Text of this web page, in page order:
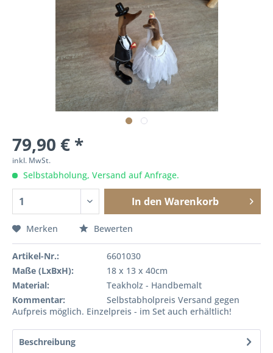
79,90 € *
inkl. MwSt.
Selbstabholung, Versand auf Anfrage.
In den Warenkorb
Merken Bewerten
Artikel-Nr.:
6601030
Maße (LxBxH):
18 x 13 x 40cm
Material:
Teakholz - Handbemalt
Kommentar:
Selbstabholpreis Versand gegen
Aufpreis möglich. Einzelpreis - im Set auch erhältlich!
Beschreibung